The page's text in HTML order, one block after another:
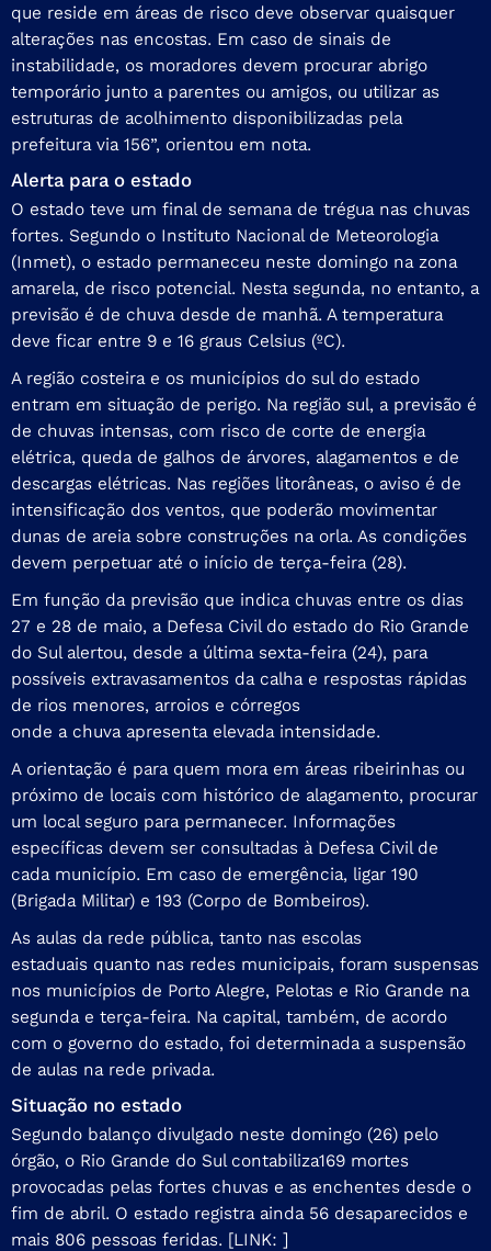
que reside em áreas de risco deve observar quaisquer
alterações nas encostas. Em caso de sinais de
instabilidade, os moradores devem procurar abrigo
temporário junto a parentes ou amigos, ou utilizar as
estruturas de acolhimento disponibilizadas pela
prefeitura via 156”, orientou em nota.
Alerta para o estado
O estado teve um final de semana de trégua nas chuvas
fortes. Segundo o Instituto Nacional de Meteorologia
(Inmet), o estado permaneceu neste domingo na zona
amarela, de risco potencial. Nesta segunda, no entanto, a
previsão é de chuva desde de manhã. A temperatura
deve ficar entre 9 e 16 graus Celsius (ºC).
A região costeira e os municípios do sul do estado
entram em situação de perigo. Na região sul, a previsão é
de chuvas intensas, com risco de corte de energia
elétrica, queda de galhos de árvores, alagamentos e de
descargas elétricas. Nas regiões litorâneas, o aviso é de
intensificação dos ventos, que poderão movimentar
dunas de areia sobre construções na orla. As condições
devem perpetuar até o início de terça-feira (28).
Em função da previsão que indica chuvas entre os dias
27 e 28 de maio, a Defesa Civil do estado do Rio Grande
do Sul alertou, desde a última sexta-feira (24), para
possíveis extravasamentos da calha e respostas rápidas
de rios menores, arroios e córregos
onde a chuva apresenta elevada intensidade.
A orientação é para quem mora em áreas ribeirinhas ou
próximo de locais com histórico de alagamento, procurar
um local seguro para permanecer. Informações
específicas devem ser consultadas à Defesa Civil de
cada município. Em caso de emergência, ligar 190
(Brigada Militar) e 193 (Corpo de Bombeiros).
As aulas da rede pública, tanto nas escolas
estaduais quanto nas redes municipais, foram suspensas
nos municípios de Porto Alegre, Pelotas e Rio Grande na
segunda e terça-feira. Na capital, também, de acordo
com o governo do estado, foi determinada a suspensão
de aulas na rede privada.
Situação no estado
Segundo balanço divulgado neste domingo (26) pelo
órgão, o Rio Grande do Sul contabiliza169 mortes
provocadas pelas fortes chuvas e as enchentes desde o
fim de abril. O estado registra ainda 56 desaparecidos e
mais 806 pessoas feridas. [LINK: ]